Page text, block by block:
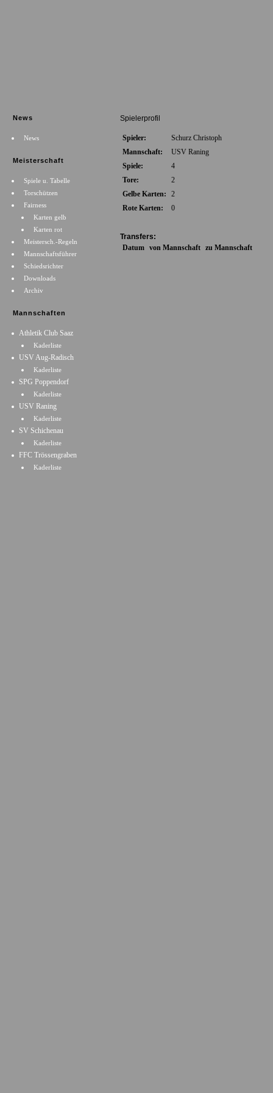
News
News
Meisterschaft
Spiele u. Tabelle
Torschützen
Fairness
Karten gelb
Karten rot
Meistersch.-Regeln
Mannschaftsführer
Schiedsrichter
Downloads
Archiv
Mannschaften
Athletik Club Saaz
Kaderliste
USV Aug-Radisch
Kaderliste
SPG Poppendorf
Kaderliste
USV Raning
Kaderliste
SV Schichenau
Kaderliste
FFC Trössengraben
Kaderliste
Spielerprofil
Spieler:
Schurz Christoph
Mannschaft:
USV Raning
Spiele:
4
Tore:
2
Gelbe Karten:
2
Rote Karten:
0
Transfers:
Datum von Mannschaft zu Mannschaft